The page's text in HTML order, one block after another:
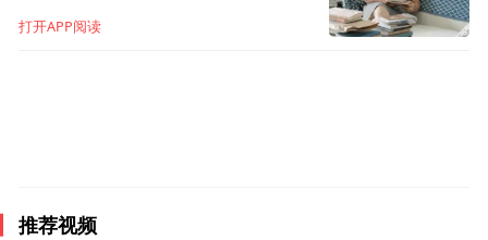
打开APP阅读
推荐视频